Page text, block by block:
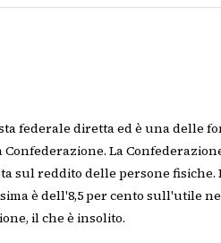
federale diretta ed è una delle
La
sul reddito delle persone fisiche.
è dell'8,5 per cento sull'utile
il che è insolito.